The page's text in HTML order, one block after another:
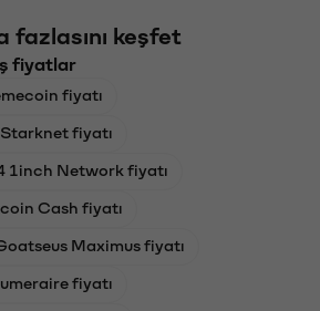
fazlasını keşfet
fiyatlar
fiyatı
fiyatı
1inch Network fiyatı
Cash fiyatı
Maximus fiyatı
fiyatı